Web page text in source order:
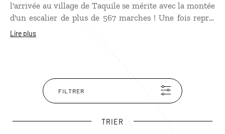
l'arrivée au village de Taquile se mérite avec la montée
d'un escalier de plus de 567 marches ! Une fois repris
son souffle, l’émerveillement est au rendez-vous avec
écharpes. Un bel exemple de partage domestique !
Lire plus
FILTRER
TRIER